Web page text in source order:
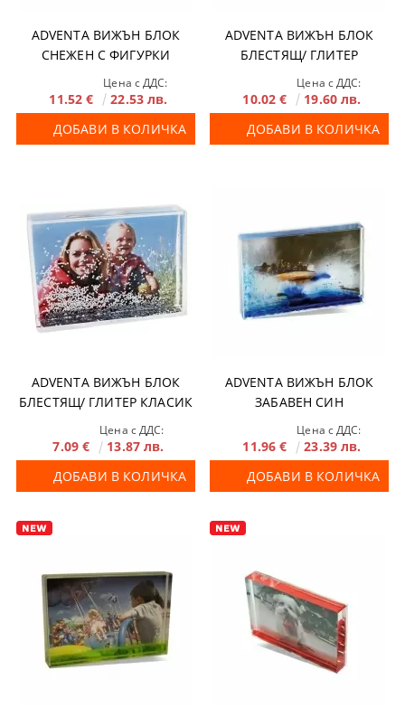
ADVENTA ВИЖЪН БЛОК
СНЕЖЕН С ФИГУРКИ
Цена с ДДС:
11.52 €
22.53 лв.
ДОБАВИ В КОЛИЧКА
ADVENTA ВИЖЪН БЛОК
БЛЕСТЯЩ/ ГЛИТЕР
Цена с ДДС:
10.02 €
19.60 лв.
ДОБАВИ В КОЛИЧКА
ADVENTA ВИЖЪН БЛОК
БЛЕСТЯЩ/ ГЛИТЕР КЛАСИК
Цена с ДДС:
7.09 €
13.87 лв.
ДОБАВИ В КОЛИЧКА
ADVENTA ВИЖЪН БЛОК
ЗАБАВЕН СИН
Цена с ДДС:
11.96 €
23.39 лв.
ДОБАВИ В КОЛИЧКА